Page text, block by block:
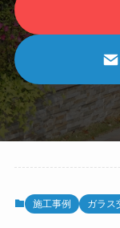
施工事例 ガラス